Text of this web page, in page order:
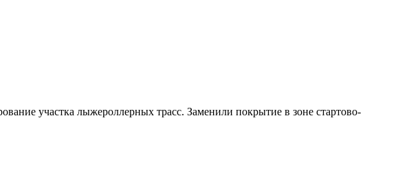
участка лыжероллерных трасс. Заменили покрытие в зоне стартово-